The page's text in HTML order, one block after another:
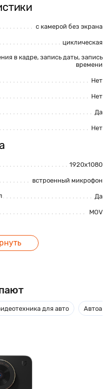
с камерой без экрана
циклическая
в кадре, запись даты, запись
времени
Нет
Нет
Да
Нет
1920x1080
встроенный микрофон
Да
MOV
аккумулятора, от бортовой сети
200мАч
для авто